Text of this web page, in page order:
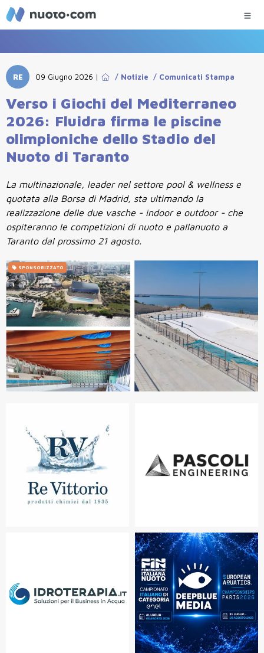
RE 09 Giugno 2026 | / Notizie / Comunicati Stampa
Verso i Giochi del Mediterraneo
2026: Fluidra firma le piscine
olimpioniche dello Stadio del
Nuoto di Taranto
La multinazionale, leader nel settore pool & wellness e
quotata alla Borsa di Madrid, sta ultimando la
realizzazione delle due vasche - indoor e outdoor - che
ospiteranno le competizioni di nuoto e pallanuoto a
Taranto dal prossimo 21 agosto.
SPONSORIZZATO